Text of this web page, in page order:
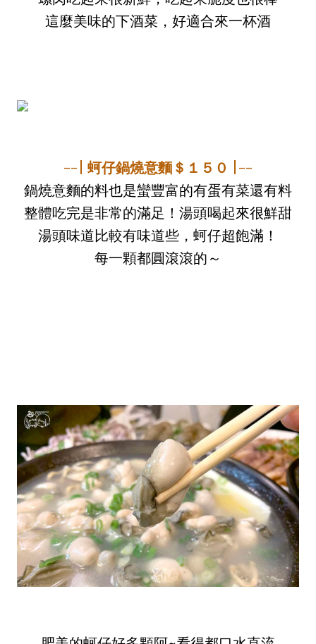
這麼美味的下酒菜，好適合來一杯酒
--| 蚵仔鍋燒意麵＄１５０ |--
鍋燒意麵的料也是蠻豐富的有蛋有菜還有料
整體吃完是非常的滿足！湯頭喝起來很鮮甜
湯頭味道比較有味道些，蚵仔超飽滿！
每一顆都圓滾滾的～